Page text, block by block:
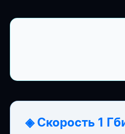
◈ Скорость 1